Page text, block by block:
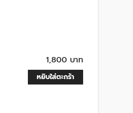
1,800 บาท
หยิบใส่ตะกร้า